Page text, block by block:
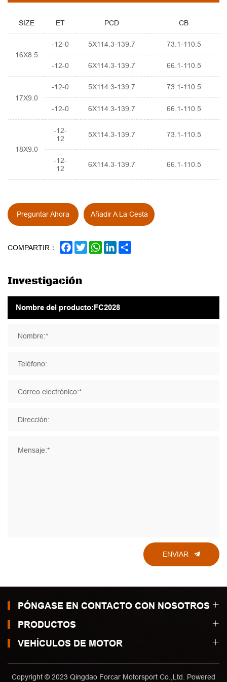
SIZE ET PCD CB
16X8.5
-12-0 5X114.3-139.7 73.1-110.5
-12-0 6X114.3-139.7 66.1-110.5
17X9.0
-12-0 5X114.3-139.7 73.1-110.5
-12-0 6X114.3-139.7 66.1-110.5
18X9.0
-12-
12
5X114.3-139.7 73.1-110.5
-12-
12
6X114.3-139.7 66.1-110.5
Preguntar Ahora Añadir A La Cesta
COMPARTIR： FACEBOOK
TWITTERWHATSAPP
LINKEDIN
Investigación
Nombre:*
Teléfono:
Correo electrónico:*
Dirección:
Mensaje:*
ENVIAR
PÓNGASE EN CONTACTO CON NOSOTROS
PRODUCTOS
VEHÍCULOS DE MOTOR
Copyright © 2023 Qingdao Forcar Motorsport Co.,Ltd. Powered